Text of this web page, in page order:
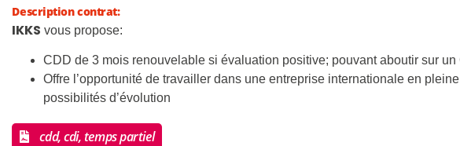
Description contrat:
IKKS vous propose:
CDD de 3 mois renouvelable si évaluation positive; pouvant aboutir sur un
Offre l’opportunité de travailler dans une entreprise internationale en
possibilités d’évolution
cdd, cdi, temps partiel